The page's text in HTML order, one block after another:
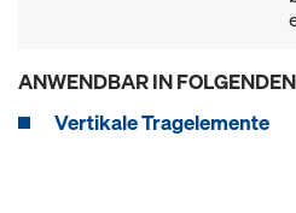
ANWENDBAR IN
Vertikale Tragelemente